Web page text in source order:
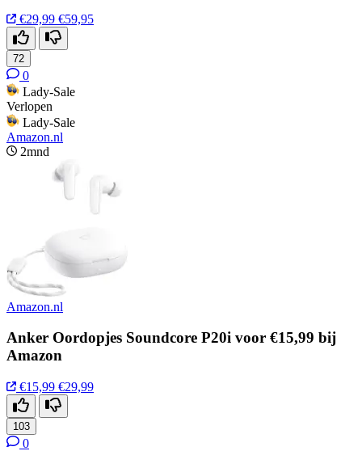
€29,99 €59,95
72
0
Lady-Sale
Verlopen
Lady-Sale
Amazon.nl
2mnd
Amazon.nl
Anker Oordopjes Soundcore P20i voor €15,99 bij
Amazon
€15,99 €29,99
103
0